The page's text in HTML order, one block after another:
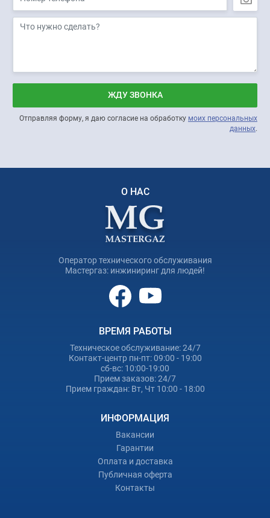
ЖДУ ЗВОНКА
Отправляя форму, я даю согласие на обработку моих персональных
данных.
О НАС
Оператор технического обслуживания
Мастергаз: инжиниринг для людей!
ВРЕМЯ РАБОТЫ
Техническое обслуживание: 24/7
Контакт-центр пн-пт: 09:00 - 19:00
сб-вс: 10:00-19:00
Прием заказов: 24/7
Прием граждан: Вт, Чт 10:00 - 18:00
ИНФОРМАЦИЯ
Вакансии
Гарантии
Оплата и доставка
Публичная оферта
Контакты